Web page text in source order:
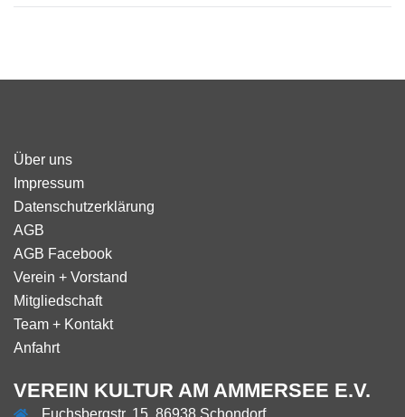
Über uns
Impressum
Datenschutzerklärung
AGB
AGB Facebook
Verein + Vorstand
Mitgliedschaft
Team + Kontakt
Anfahrt
VEREIN KULTUR AM AMMERSEE E.V.
Fuchsbergstr. 15, 86938 Schondorf